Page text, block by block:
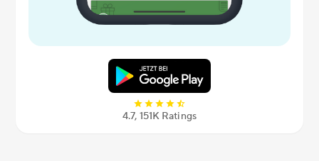
4.7, 151К Ratings